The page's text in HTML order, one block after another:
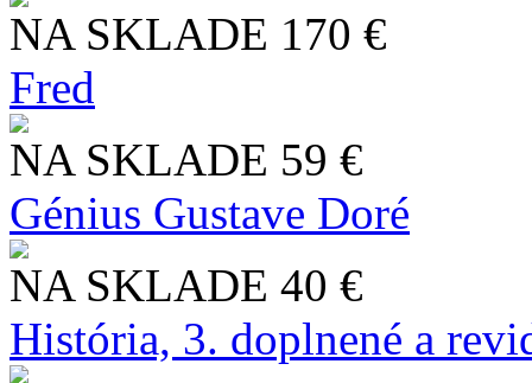
NA SKLADE 170 €
Fred
NA SKLADE 59 €
Génius Gustave Doré
NA SKLADE 40 €
História, 3. doplnené a